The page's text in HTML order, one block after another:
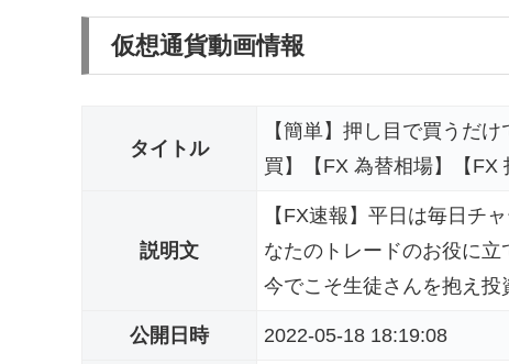
仮想通貨動画情報
タイトル
【簡単】押し目で買うだ
買】【FX 為替相場】【FX
説明文
【FX速報】平日は毎日チ
なたのトレードのお役に
今でこそ生徒さんを抱え
公開日時 2022-05-18 18:19:08